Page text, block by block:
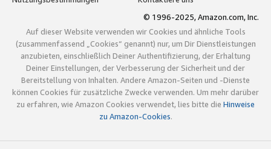
© 1996-2025, Amazon.com, Inc.
Auf dieser Website verwenden wir Cookies und ähnliche Tools
(zusammenfassend „Cookies“ genannt) nur, um Dir Dienstleistungen
anzubieten, einschließlich Deiner Authentifizierung, der Erhaltung
Deiner Einstellungen, der Verbesserung der Sicherheit und der
Bereitstellung von Inhalten. Andere Amazon-Seiten und -Dienste
können Cookies für zusätzliche Zwecke verwenden. Um mehr darüber
zu erfahren, wie Amazon Cookies verwendet, lies bitte die Hinweise
zu Amazon-Cookies.